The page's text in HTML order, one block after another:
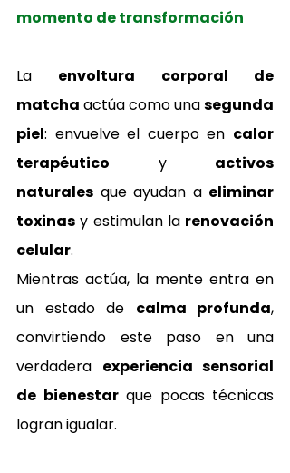
momento de transformación
La envoltura corporal de
matcha actúa como una segunda
piel: envuelve el cuerpo en calor
terapéutico y activos
naturales que ayudan a eliminar
toxinas y estimulan la renovación
celular.
Mientras actúa, la mente entra en
un estado de calma profunda,
convirtiendo este paso en una
verdadera experiencia sensorial
de bienestar que pocas técnicas
logran igualar.